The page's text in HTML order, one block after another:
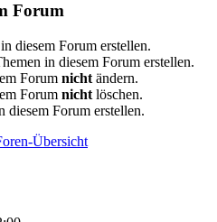
Forum
diesem Forum erstellen.
in diesem Forum erstellen.
Forum nicht ändern.
Forum nicht löschen.
diesem Forum erstellen.
Übersicht